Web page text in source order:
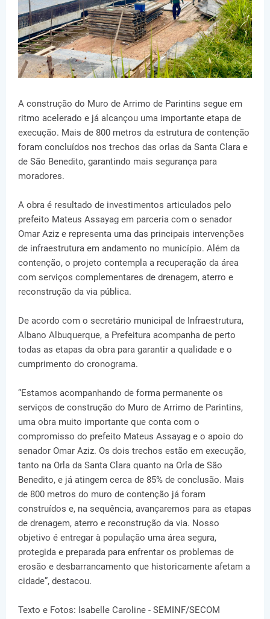
A construção do Muro de Arrimo de Parintins segue em
ritmo acelerado e já alcançou uma importante etapa de
execução. Mais de 800 metros da estrutura de contenção
foram concluídos nos trechos das orlas da Santa Clara e
de São Benedito, garantindo mais segurança para
moradores.
A obra é resultado de investimentos articulados pelo
prefeito Mateus Assayag em parceria com o senador
Omar Aziz e representa uma das principais intervenções
de infraestrutura em andamento no município. Além da
contenção, o projeto contempla a recuperação da área
com serviços complementares de drenagem, aterro e
reconstrução da via pública.
De acordo com o secretário municipal de Infraestrutura,
Albano Albuquerque, a Prefeitura acompanha de perto
todas as etapas da obra para garantir a qualidade e o
cumprimento do cronograma.
“Estamos acompanhando de forma permanente os
serviços de construção do Muro de Arrimo de Parintins,
uma obra muito importante que conta com o
compromisso do prefeito Mateus Assayag e o apoio do
senador Omar Aziz. Os dois trechos estão em execução,
tanto na Orla da Santa Clara quanto na Orla de São
Benedito, e já atingem cerca de 85% de conclusão. Mais
de 800 metros do muro de contenção já foram
construídos e, na sequência, avançaremos para as etapas
de drenagem, aterro e reconstrução da via. Nosso
objetivo é entregar à população uma área segura,
protegida e preparada para enfrentar os problemas de
erosão e desbarrancamento que historicamente afetam a
cidade”, destacou.
Texto e Fotos: Isabelle Caroline - SEMINF/SECOM